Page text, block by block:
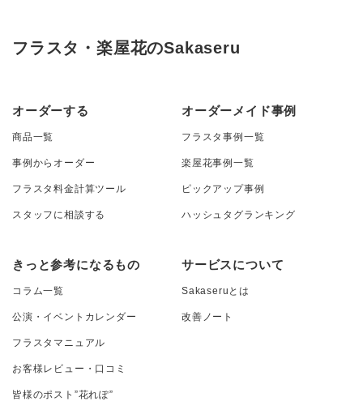
フラスタ・楽屋花のSakaseru
オーダーする
商品一覧
事例からオーダー
フラスタ料金計算ツール
スタッフに相談する
オーダーメイド事例
フラスタ事例一覧
楽屋花事例一覧
ピックアップ事例
ハッシュタグランキング
きっと参考になるもの
コラム一覧
公演・イベントカレンダー
フラスタマニュアル
お客様レビュー・口コミ
皆様のポスト”花れぽ”
サービスについて
Sakaseruとは
改善ノート